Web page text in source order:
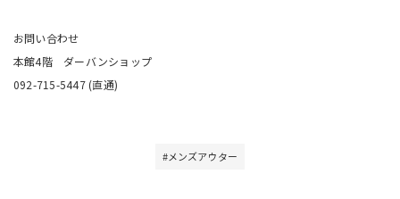
お問い合わせ
本館4階 ダーバンショップ
092-715-5447 (直通)
#メンズアウター